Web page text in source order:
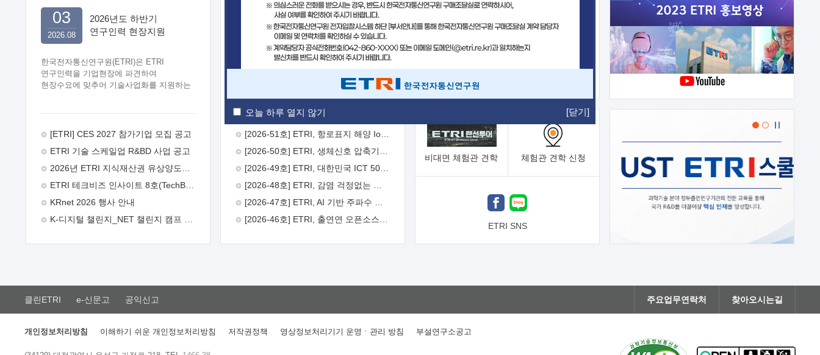
오늘 하루 열지 않기 [닫기]
2026년도 하반기
연구인력 현장지원
한국전자통신연구원(ETRI)은 ETRI
연구인력을 기업현장에 파견하여
현장수요에 맞추어 기술사업화를 지원하는
주시기 바랍니다. 2026년 8월
추진목적: ETRI 인력을 기업현장에 파견.
기술지원을 실시함으로써 ETRI 개발기술의
극대화하고, 지원기업을 강견기업으로
육성하고자 함.  신청자격: ETRI
ETRI 창업/연구소기업, 기술이전/출자기업
(2 ~ 3년차) 연봉의 40%  추진일정(1)
희망기업 신청/접수(2)희망인력-희망기업
매칭(3)현장조사/ 선정(심의)(4)협약체결
26일 9월초순 9월 중순 10월 이후*
2026.08
03
[ETRI] CES 2027 참가기업 모집 공고
ETRI 기술 스케일업 R&BD 사업 공고
ETRI 테크비즈 인사이트 8호(TechBiz Insight Vol.8) 발간
KRnet 2026 행사 안내
[2026-52호] ETRI, ITU-T 자율주행차 국제표준화 주도한다
기술예고 중소기업 지원
보유특허 이전가능 기술
융합기술연구생산센터 반도체실험실
비대면 체험관 견학 체험관 견학 신청
ETRI SNS
클린ETRI e-신문고 공익신고 주요업무연락처 찾아오시는길
개인정보처리방침 이해하기 쉬운 개인정보처리방침 저작권정책 영상정보처리기기 운영ㆍ관리 방침 부설연구소공고